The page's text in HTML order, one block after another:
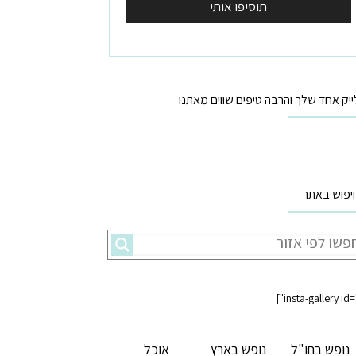
אחד שלך והרבה טיפים שווים מאתנו
באתר
נופש בחו"ל נופש בארץ אוכל